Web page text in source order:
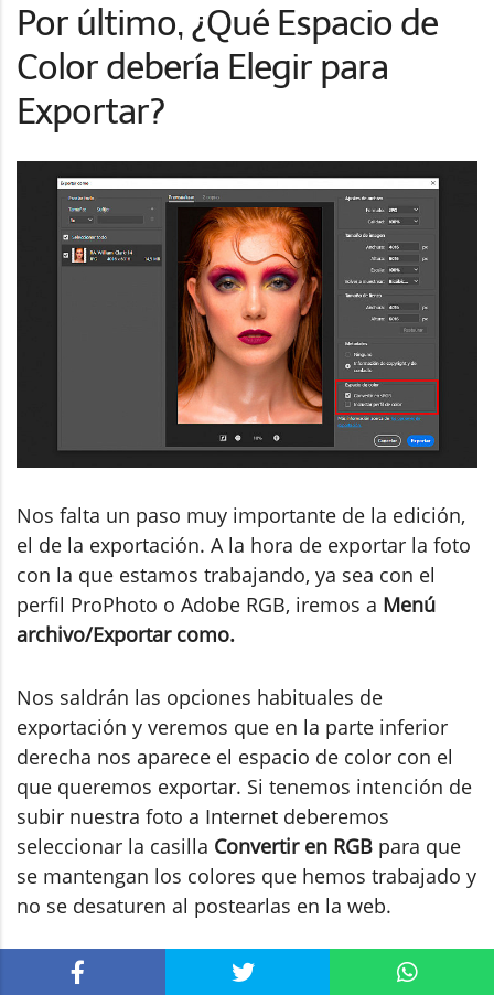
Por último, ¿Qué Espacio de
Color debería Elegir para
Exportar?
Nos falta un paso muy importante de la edición,
el de la exportación. A la hora de exportar la foto
con la que estamos trabajando, ya sea con el
perfil ProPhoto o Adobe RGB, iremos a Menú
archivo/Exportar como.
Nos saldrán las opciones habituales de
exportación y veremos que en la parte inferior
derecha nos aparece el espacio de color con el
que queremos exportar. Si tenemos intención de
subir nuestra foto a Internet deberemos
seleccionar la casilla Convertir en RGB para que
se mantengan los colores que hemos trabajado y
no se desaturen al postearlas en la web.
Si eliges la opción
Menú archivo/Exportar